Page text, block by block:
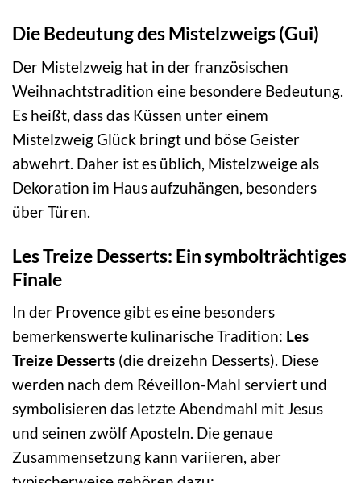
Die Bedeutung des Mistelzweigs (Gui)
Der Mistelzweig hat in der französischen
Weihnachtstradition eine besondere Bedeutung.
Es heißt, dass das Küssen unter einem
Mistelzweig Glück bringt und böse Geister
abwehrt. Daher ist es üblich, Mistelzweige als
Dekoration im Haus aufzuhängen, besonders
über Türen.
Les Treize Desserts: Ein symbolträchtiges
Finale
In der Provence gibt es eine besonders
bemerkenswerte kulinarische Tradition: Les
Treize Desserts (die dreizehn Desserts). Diese
werden nach dem Réveillon-Mahl serviert und
symbolisieren das letzte Abendmahl mit Jesus
und seinen zwölf Aposteln. Die genaue
Zusammensetzung kann variieren, aber